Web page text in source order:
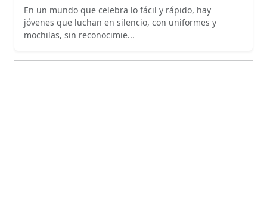
En un mundo que celebra lo fácil y rápido, hay
jóvenes que luchan en silencio, con uniformes y
mochilas, sin reconocimie...